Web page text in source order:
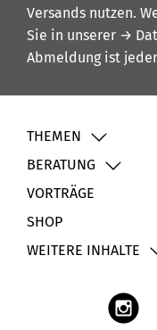
Versands nutzen.
Sie in unserer →
Abmeldung ist
THEMEN
BERATUNG
VORTRÄGE
SHOP
WEITERE INHALTE